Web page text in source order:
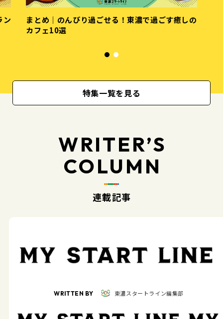
まとめ｜お気に入りが見つかる！東濃の注目ラン
チ15選
特集一覧を見る
WRITER’S
COLUMN
連載記事
WRITTEN BY 東濃スタートライン編集部